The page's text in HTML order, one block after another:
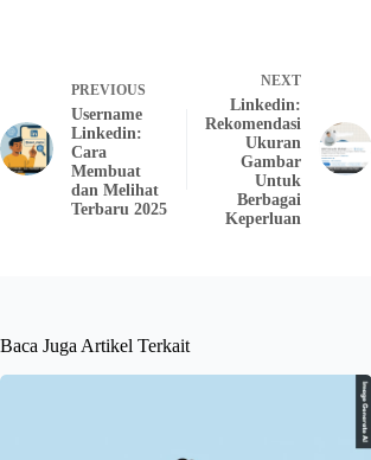
PREVIOUS
Username
Linkedin:
Cara
Membuat
dan Melihat
Terbaru 2025
NEXT
Linkedin:
Rekomendasi
Ukuran
Gambar
Untuk
Berbagai
Keperluan
Baca Juga Artikel Terkait